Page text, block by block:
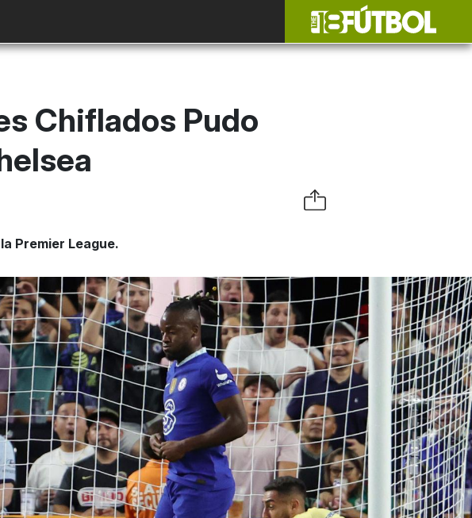
Chiflados Pudo
Premier League.